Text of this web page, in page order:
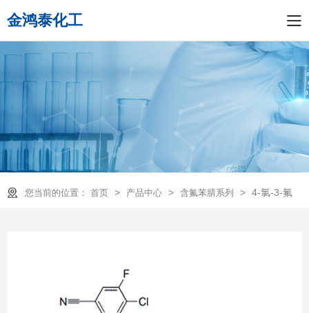
金鸿泰化工
您当前的位置： 首页 > 产品中心 > 含氟苯腈系列 > 4-氯-3-氟